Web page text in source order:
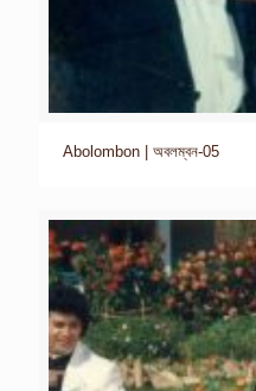
Abolombon | অবলম্বন-05